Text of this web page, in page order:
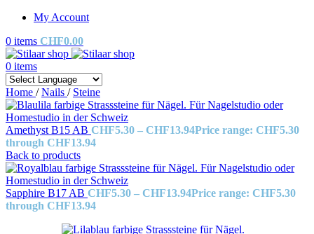
My Account
0 items CHF0.00
0 items
Home / Nails / Steine
Amethyst B15 AB CHF5.30 – CHF13.94Price range: CHF5.30
through CHF13.94
Back to products
Sapphire B17 AB CHF5.30 – CHF13.94Price range: CHF5.30
through CHF13.94